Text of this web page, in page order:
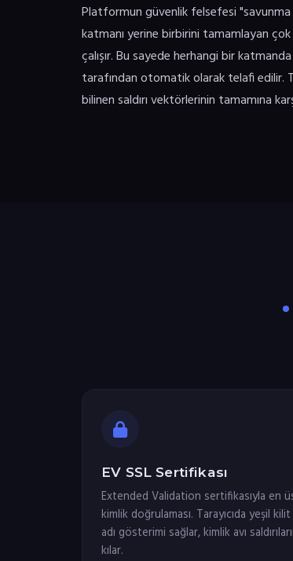
Platformun güvenlik felsefesi
katmanı yerine birbirini tamamlayan çok
çalışır. Bu sayede herhangi bir
tarafından otomatik olarak telafi edilir.
bilinen saldırı vektörlerinin tamamına
EV SSL Sertifikası
Extended Validation sertifikasıyla en
kimlik doğrulaması. Tarayıcıda yeşil
adı gösterimi sağlar, kimlik avı
kılar.